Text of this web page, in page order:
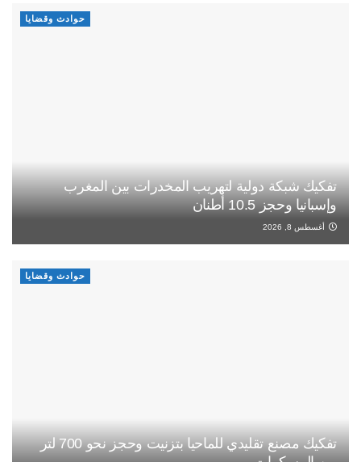
حوادث وقضايا
تفكيك شبكة دولية لتهريب المخدرات بين المغرب
وإسبانيا وحجز 10.5 أطنان
أغسطس 8, 2026
حوادث وقضايا
تفكيك مصنع تقليدي للماحيا بتزنيت وحجز نحو 700 لتر